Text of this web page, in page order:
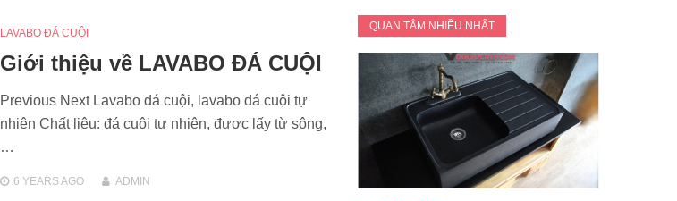
LAVABO ĐÁ CUỘI
Giới thiệu về LAVABO ĐÁ CUỘI
Previous Next Lavabo đá cuội, lavabo đá cuội tự
nhiên Chất liệu: đá cuội tự nhiên, được lấy từ sông,
…
6 YEARSAGO ADMIN
QUAN TÂM NHIỀU NHẤT